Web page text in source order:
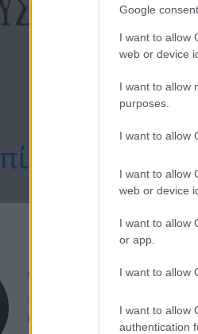
Google
I want to allow
web or device
I want to allow
purposes.
I want to allow
I want to allow
web or device
I want to allow
or app.
I want to allow
I want to allow
authentication
ΕΛΕΝΗ ΚΟΡΩΝΑΚΗ
ευθύνης. Ειδικεύεται στις